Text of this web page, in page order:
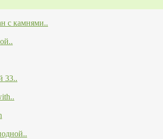
с камнями..
33..